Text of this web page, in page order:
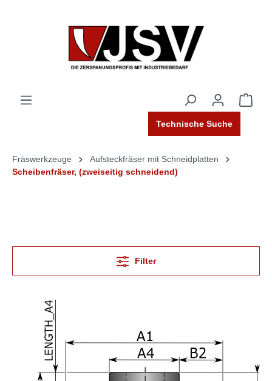
Technische Suche
Fräswerkzeuge
Aufsteckfräser mit Schneidplatten
Scheibenfräser, (zweiseitig schneidend)
Filter